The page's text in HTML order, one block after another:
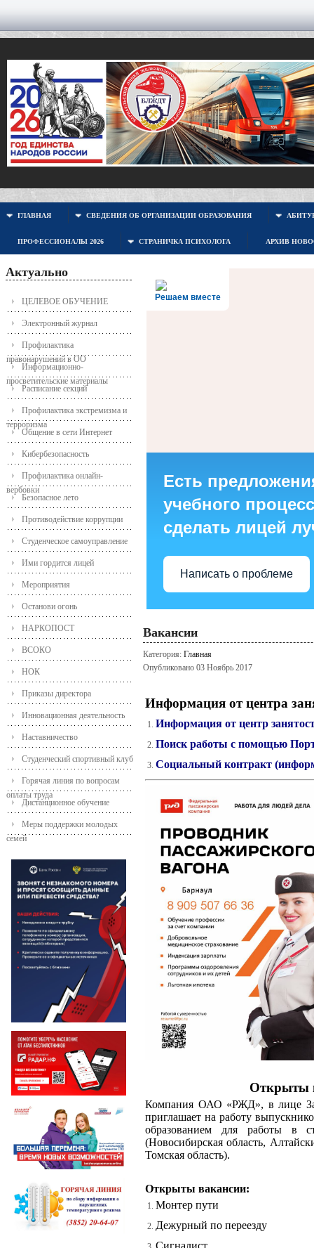
ГЛАВНАЯ СВЕДЕНИЯ ОБ ОРГАНИЗАЦИИ ОБРАЗОВАНИЯ
ПРОФЕССИОНАЛЫ 2026 СТРАНИЧКА ПСИХОЛОГА АРХИВ
Актуально
ЦЕЛЕВОЕ ОБУЧЕНИЕ
Электронный журнал
Профилактика
правонарушений в ОО
Информационно-
просветительские материалы
Расписание секций
Профилактика экстремизма и
терроризма
Общение в сети Интернет
Кибербезопасность
Профилактика онлайн-
вербовки
Безопасное лето
Противодействие коррупции
Студенческое самоуправление
Ими гордится лицей
Мероприятия
Останови огонь
НАРКОПОСТ
ВСОКО
НОК
Приказы директора
Инновационная деятельность
Наставничество
Студенческий спортивный клуб
Горячая линия по вопросам
оплаты труда
Дистанционное обучение
Меры поддержки молодых
семей
Решаем вместе
Есть
учебного
сделать лицей
Написать о проблеме
Вакансии
Категория: Главная
Опубликовано 03 Ноябрь 2017
Информация от центра
Информация от центр
Поиск работы с помощью
Социальный контракт
Открыты
Компания ОАО «РЖД», в лице
приглашает на работу
образованием для работы в
(Новосибирская область,
Томская область).
Открыты вакансии:
Монтер пути
Дежурный по переезду
Сигналист